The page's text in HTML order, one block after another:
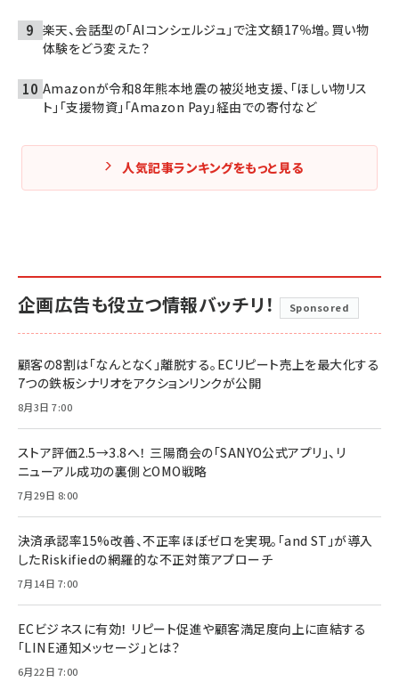
楽天、会話型の「AIコンシェルジュ」で注文額17％増。買い物
体験をどう変えた？
Amazonが令和8年熊本地震の被災地支援、「ほしい物リス
ト」「支援物資」「Amazon Pay」経由での寄付など
人気記事ランキングをもっと見る
企画広告も役立つ情報バッチリ！ Sponsored
顧客の8割は「なんとなく」離脱する。ECリピート売上を最大化する
7つの鉄板シナリオをアクションリンクが公開
8月3日 7:00
ストア評価2.5→3.8へ！ 三陽商会の「SANYO公式アプリ」、リ
ニューアル成功の裏側とOMO戦略
7月29日 8:00
決済承認率15%改善、不正率ほぼゼロを実現。「and ST」が導入
したRiskifiedの網羅的な不正対策アプローチ
7月14日 7:00
ECビジネスに有効！ リピート促進や顧客満足度向上に直結する
「LINE通知メッセージ」とは？
6月22日 7:00